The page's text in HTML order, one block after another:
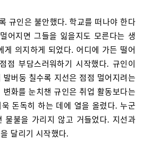
규인은 불안했다. 학교를 떠나야 한다
어지면 그들을 잃을지도 모른다는 생
게 의지하게 되었다. 어디에 가든 떨어
점 부담스러워하기 시작했다. 규인이
버둥 칠수록 지선은 점점 멀어지려는
화를 눈치챈 규인은 취업 활동보다는
돈독히 하는 데에 열을 올렸다. 누군
물불을 가리지 않고 거들었다. 지선과
달리기 시작했다.